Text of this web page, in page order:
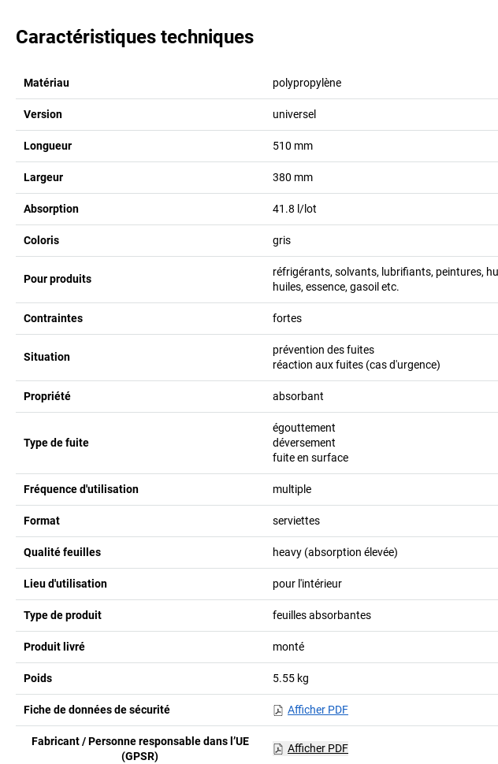
Caractéristiques techniques
Matériau polypropylène
Version universel
Longueur 510 mm
Largeur 380 mm
Absorption 41.8 l/lot
Coloris gris
Pour produits
réfrigérants, solvants, lubrifiants, peintures,
huiles, essence, gasoil etc.
Contraintes fortes
Situation
prévention des fuites
réaction aux fuites (cas d'urgence)
Propriété absorbant
Type de fuite
égouttement
déversement
fuite en surface
Fréquence d'utilisation multiple
Format serviettes
Qualité feuilles heavy (absorption élevée)
Lieu d'utilisation pour l'intérieur
Type de produit feuilles absorbantes
Produit livré monté
Poids 5.55 kg
Fiche de données de sécurité Afficher PDF
Fabricant / Personne responsable dans l’UE
(GPSR)
Afficher PDF